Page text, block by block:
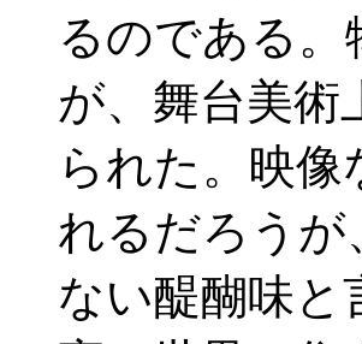
るのである
が、舞台美術
られた。映
れるだろうが
ない醍醐味と